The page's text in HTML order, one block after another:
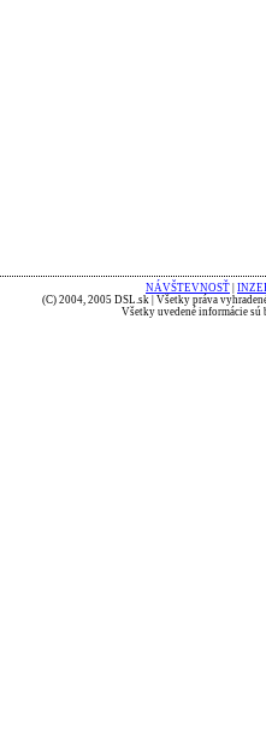
NÁVŠTEVNOSŤ
(C) 2004, 2005 DSL.sk | Všetky práva
Všetky uvedené informácie sú